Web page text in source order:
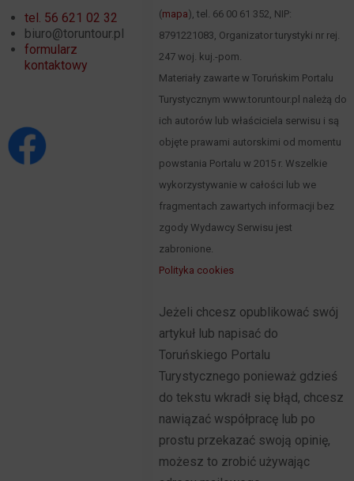
tel. 56 621 02 32
biuro@toruntour.pl
formularz
kontaktowy
(mapa), tel. 66 00 61 352, NIP:
8791221083, Organizator turystyki nr rej.
247 woj. kuj.-pom.
Materiały zawarte w Toruńskim Portalu
Turystycznym www.toruntour.pl należą do
ich autorów lub właściciela serwisu i są
objęte prawami autorskimi od momentu
powstania Portalu w 2015 r. Wszelkie
wykorzystywanie w całości lub we
fragmentach zawartych informacji bez
zgody Wydawcy Serwisu jest
zabronione.
Polityka cookies
Jeżeli chcesz opublikować swój
artykuł lub napisać do
Toruńskiego Portalu
Turystycznego ponieważ gdzieś
do tekstu wkradł się błąd, chcesz
nawiązać współpracę lub po
prostu przekazać swoją opinię,
możesz to zrobić używając